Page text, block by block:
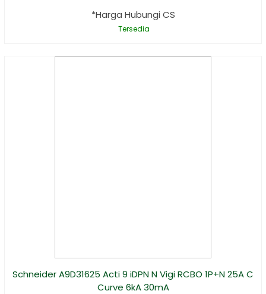
*Harga Hubungi CS
Tersedia
Schneider A9D31625 Acti 9 iDPN N Vigi RCBO 1P+N 25A C
Curve 6kA 30mA